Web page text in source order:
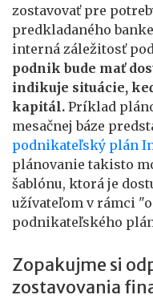
zostavovať pre
predkladaného
interná záležitosť
podnik bude mať
indikuje situácie,
kapitál. Príklad
mesačnej báze
podnikateľský plán
plánovanie takisto
šablónu, ktorá je
užívateľom v rámci
podnikateľského
Zopakujme si
zostavovania